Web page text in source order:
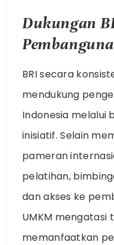
Dukungan
BRI secara
mendukung
Indonesia melalui
inisiatif. Selain
pameran
pelatihan,
dan akses ke
UMKM mengatasi
memanfaatkan